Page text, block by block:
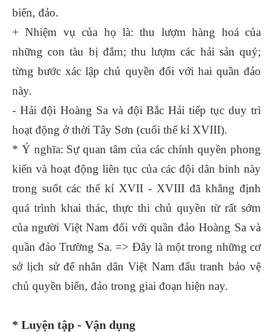
biển, đảo.
+ Nhiệm vụ của họ là: thu lượm hàng hoá của
những con tàu bị đắm; thu lượm các hải sản quý;
từng bước xác lập chủ quyền đối với hai quần đảo
này.
- Hải đội Hoàng Sa và đội Bắc Hải tiếp tục duy trì
hoạt động ở thời Tây Sơn (cuối thế kỉ XVIII).
* Ý nghĩa: Sự quan tâm của các chính quyền phong
kiến và hoạt động liên tục của các đội dân binh này
trong suốt các thế kỉ XVII - XVIII đã khẳng định
quá trình khai thác, thực thi chủ quyền từ rất sớm
của người Việt Nam đối với quần đảo Hoàng Sa và
quần đảo Trường Sa. => Đây là một trong những cơ
sở lịch sử để nhân dân Việt Nam đấu tranh bảo vệ
chủ quyền biển, đảo trong giai đoạn hiện nay.
* Luyện tập - Vận dụng